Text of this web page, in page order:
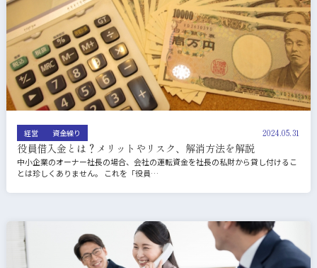
経営 資金繰り 2024.05.31
役員借入金とは？メリットやリスク、解消方法を解説
中小企業のオーナー社長の場合、会社の運転資金を社長の私財から貸し付けるこ
とは珍しくありません。 これを「役員…